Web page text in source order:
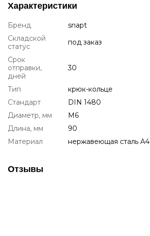
Характеристики
Бренд
snapt
Складской
статус
под заказ
Срок
отправки,
дней
30
Тип
крюк-кольце
Стандарт
DIN 1480
Диаметр, мм
М6
Длина, мм
90
Материал
нержавеющая сталь A4
Отзывы